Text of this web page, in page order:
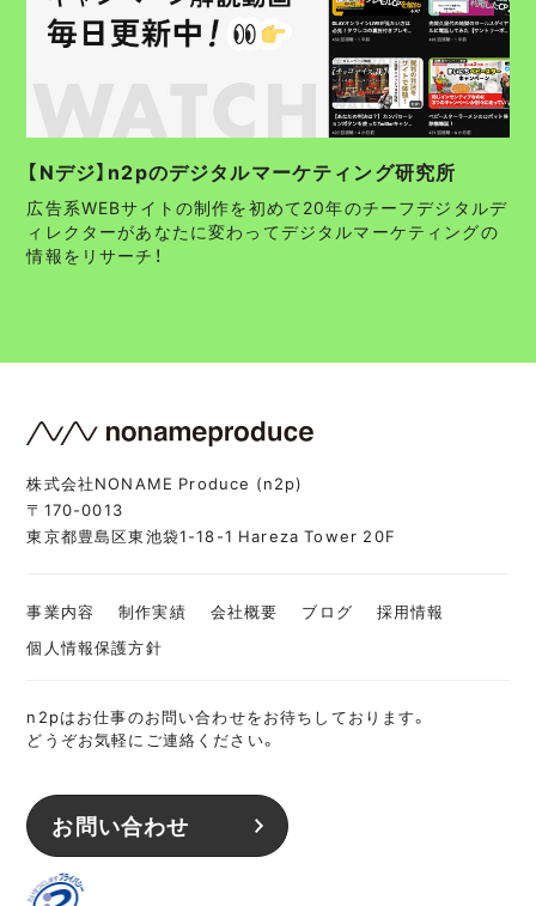
【Nデジ】n2pのデジタルマーケティング研究所
広告系WEBサイトの制作を初めて20年のチーフデジタルデ
ィレクターがあなたに変わってデジタルマーケティングの
情報をリサーチ！
株式会社NONAME Produce (n2p)
〒170-0013
東京都豊島区東池袋1-18-1 Hareza Tower 20F
事業内容 制作実績 会社概要 ブログ
採用情報
個人情報保護方針
n2pはお仕事のお問い合わせをお待ちしております。
どうぞお気軽にご連絡ください。
お問い合わせ